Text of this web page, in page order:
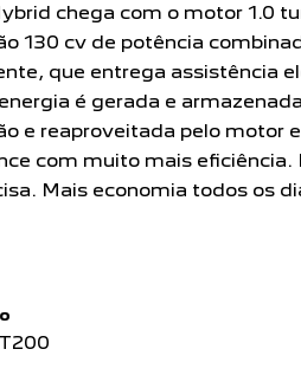
0 a 100km/h em apenas 9
130 cv de potência.